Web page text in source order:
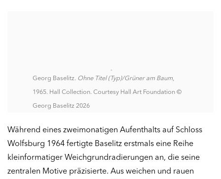
Georg Baselitz. Ohne Titel (Typ)/Grüner am Baum,
1965. Hall Collection. Courtesy Hall Art Foundation ©
Georg Baselitz 2026
Während eines zweimonatigen Aufenthalts auf Schloss
Wolfsburg 1964 fertigte Baselitz erstmals eine Reihe
kleinformatiger Weichgrundradierungen an, die seine
zentralen Motive präzisierte. Aus weichen und rauen